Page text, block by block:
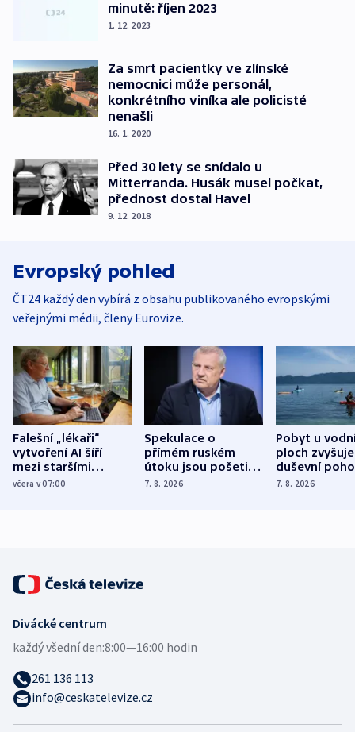
minutě: říjen 2023
1. 12. 2023
Za smrt pacientky ve zlínské
nemocnici může personál,
konkrétního viníka ale policisté
nenašli
16. 1. 2020
Před 30 lety se snídalo u
Mitterranda. Husák musel počkat,
přednost dostal Havel
9. 12. 2018
Evropský pohled
ČT24 každý den vybírá z obsahu publikovaného evropskými
veřejnými médii, členy Eurovize.
Falešní „lékaři“
vytvoření AI šíří
mezi staršími
Poláky nebezpečné
včera v 07:00
Spekulace o
přímém ruském
útoku jsou pošetilé,
míní estonský
7. 8. 2026
Pobyt u
ploch zvyšuje
duševní
ukázala
7. 8. 2026
Divácké centrum
každý všední den:8:00—16:00 hodin
261 136 113
info@ceskatelevize.cz